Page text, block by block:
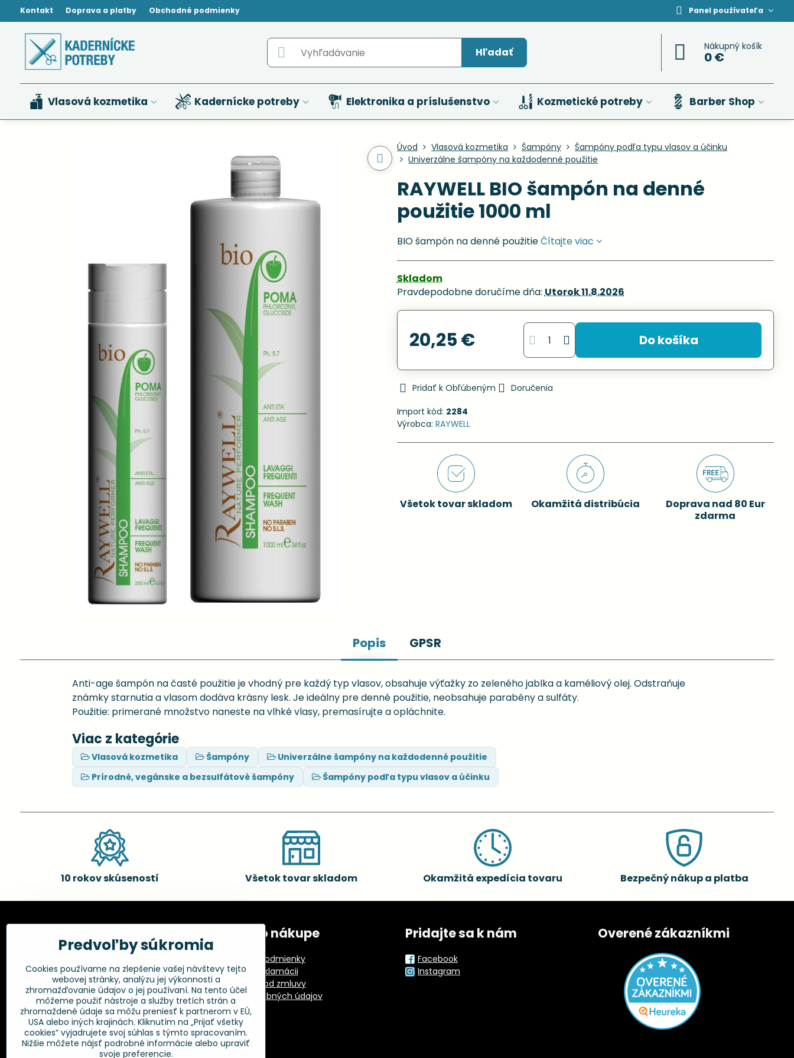
Kontakt Doprava a platby Obchodné podmienky Panel používateľa
Hľadať Nákupný košík
0 €
Vlasová kozmetika Kadernícke potreby Elektronika a príslušenstvo Kozmetické potreby Barber Shop
Úvod Vlasová kozmetika Šampóny
Šampóny podľa typu vlasov a účinku
Univerzálne šampóny na každodenné použitie
RAYWELL BIO šampón na denné
použitie 1000 ml
BIO šampón na denné použitieČítajte viac
Skladom
Pravdepodobne doručíme dňa:Utorok11.8.2026
20,25 € Do košíka
Pridať k Obľúbeným
Doručenia
Import kód: 2284
Výrobca: RAYWELL
Všetok tovar skladom Okamžitá distribúcia
Doprava nad 80 Eur
zdarma
Popis GPSR
Anti-age šampón na časté použitie je vhodný pre každý typ vlasov, obsahuje výťažky zo zeleného jablka a kaméliový olej. Odstraňuje
známky starnutia a vlasom dodáva krásny lesk. Je ideálny pre denné použitie, neobsahuje parabény a sulfáty.
Použitie: primerané množstvo naneste na vlhké vlasy, premasírujte a opláchnite.
Viac z kategórie
Vlasová kozmetika Šampóny
Univerzálne šampóny na každodenné použitie
Prírodné, vegánske a bezsulfátové šampóny
Šampóny podľa typu vlasov a účinku
10 rokov skúseností Všetok tovar skladom Okamžitá expedícia tovaru Bezpečný nákup a platba
Kadernícke potreby, s.r.o.
Fakturačné údaje:
Kadernícke potreby, s.r.o.
Klincová 37
821 08 Bratislava
+421 948 014 333
info​@kadernickepotreby​.sk
Všetko o nákupe
Obchodné podmienky
Postup pri reklamácii
Odstúpenie od zmluvy
Ochrana osobných údajov
GPSR
Pridajte sa k nám
Facebook
Instagram
Overené zákazníkmi
Predvoľby súkromia
Cookies používame na zlepšenie vašej návštevy tejto
webovej stránky, analýzu jej výkonnosti a
zhromažďovanie údajov o jej používaní. Na tento účel
môžeme použiť nástroje a služby tretích strán a
zhromaždené údaje sa môžu preniesť k partnerom v EÚ,
USA alebo iných krajinách. Kliknutím na „Prijať všetky
cookies“ vyjadrujete svoj súhlas s týmto spracovaním.
Nižšie môžete nájsť podrobné informácie alebo upraviť
svoje preferencie.